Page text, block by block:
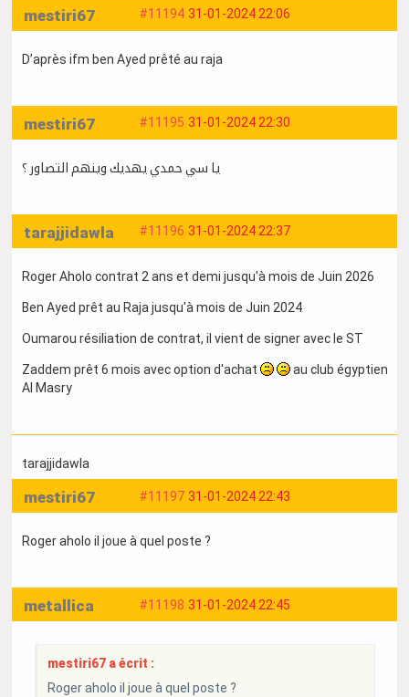
#11194 31-01-2024 22:06
mestiri67
D’après ifm ben Ayed prêté au raja
#11195 31-01-2024 22:30
mestiri67
يا سي حمدي يهديك وينهم التصاور ؟
#11196 31-01-2024 22:37
tarajjidawla
Roger Aholo contrat 2 ans et demi jusqu'à mois de Juin 2026
Ben Ayed prêt au Raja jusqu'à mois de Juin 2024
Oumarou résiliation de contrat, il vient de signer avec le ST
Zaddem prêt 6 mois avec option d'achat
au club égyptien
Al Masry
tarajjidawla
#11197 31-01-2024 22:43
mestiri67
Roger aholo il joue à quel poste ?
#11198 31-01-2024 22:45
metallica
mestiri67 a écrit :
Roger aholo il joue à quel poste ?